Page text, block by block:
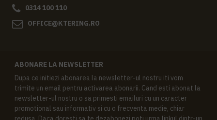
0314 100 110
OFFICE@KTERING.RO
ABONARE LA NEWSLETTER
Dupa ce initiezi abonarea la newsletter-ul nostru iti vom
trimite un email pentru activarea abonarii. Cand esti abonat la
newsletter-ul nostru o sa primesti emailuri cu un caracter
promotional sau informativ si cu o frecventa medie, chiar